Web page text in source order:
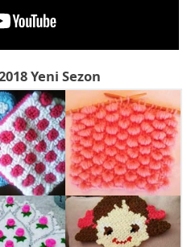
Yeni Sezon